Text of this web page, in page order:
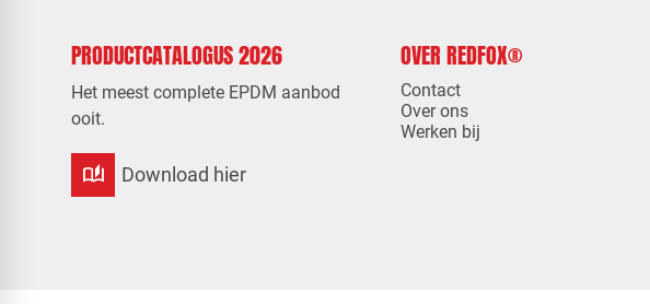
PRODUCTCATALOGUS 2026
Het meest complete EPDM aanbod
ooit.
auto_stories Download hier
OVER REDFOX®
Contact
Over ons
Werken bij